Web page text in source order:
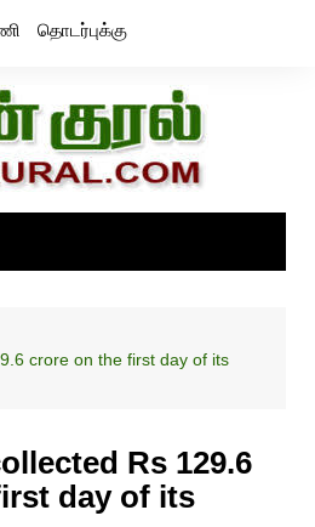
தொடர்புக்கு
crore on the first day of its
Rs 129.6
day of its